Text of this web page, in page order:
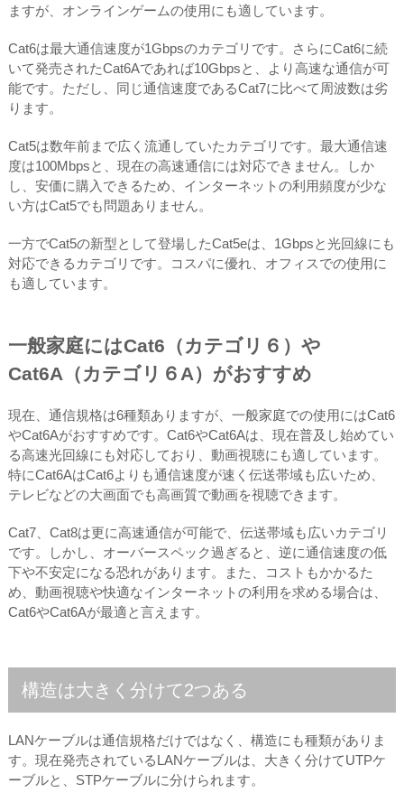
ますが、オンラインゲームの使用にも適しています。
Cat6は最大通信速度が1Gbpsのカテゴリです。さらにCat6に続
いて発売されたCat6Aであれば10Gbpsと、より高速な通信が可
能です。ただし、同じ通信速度であるCat7に比べて周波数は劣
ります。
Cat5は数年前まで広く流通していたカテゴリです。最大通信速
度は100Mbpsと、現在の高速通信には対応できません。しか
し、安価に購入できるため、インターネットの利用頻度が少な
い方はCat5でも問題ありません。
一方でCat5の新型として登場したCat5eは、1Gbpsと光回線にも
対応できるカテゴリです。コスパに優れ、オフィスでの使用に
も適しています。
一般家庭にはCat6（カテゴリ６）や
Cat6A（カテゴリ６A）がおすすめ
現在、通信規格は6種類ありますが、一般家庭での使用にはCat6
やCat6Aがおすすめです。Cat6やCat6Aは、現在普及し始めてい
る高速光回線にも対応しており、動画視聴にも適しています。
特にCat6AはCat6よりも通信速度が速く伝送帯域も広いため、
テレビなどの大画面でも高画質で動画を視聴できます。
Cat7、Cat8は更に高速通信が可能で、伝送帯域も広いカテゴリ
です。しかし、オーバースペック過ぎると、逆に通信速度の低
下や不安定になる恐れがあります。また、コストもかかるた
め、動画視聴や快適なインターネットの利用を求める場合は、
Cat6やCat6Aが最適と言えます。
構造は大きく分けて2つある
LANケーブルは通信規格だけではなく、構造にも種類がありま
す。現在発売されているLANケーブルは、大きく分けてUTPケ
ーブルと、STPケーブルに分けられます。